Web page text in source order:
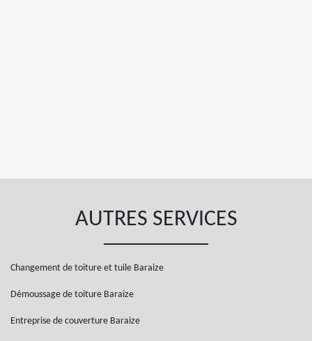
AUTRES SERVICES
Changement de toiture et tuile Baraize
Démoussage de toiture Baraize
Entreprise de couverture Baraize